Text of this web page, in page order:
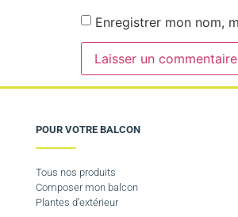
Enregistrer mon nom,
POUR VOTRE BALCON
Tous nos produits
Composer mon balcon
Plantes d’extérieur